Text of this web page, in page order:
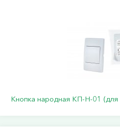
Кнопка народная КП-Н-01 (для